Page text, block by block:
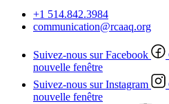
+1 514.842.3984
communication@rcaaq.org
Suivez-nous sur Facebook
nouvelle fenêtre
Suivez-nous sur Instagram
nouvelle fenêtre